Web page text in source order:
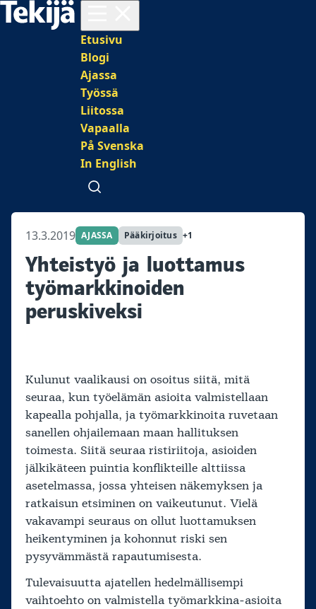
Päävalikko
Etusivu
Blogi
Ajassa
Työssä
Liitossa
Vapaalla
På Svenska
In English
Avaa haku
13.3.2019 AJASSA Pääkirjoitus +1
Yhteistyö ja luottamus
työmarkkinoiden
peruskiveksi
Kulunut vaalikausi on osoitus siitä, mitä
seuraa, kun työelämän asioita valmistellaan
kapealla pohjalla, ja työmarkkinoita ruvetaan
sanellen ohjailemaan maan hallituksen
toimesta. Siitä seuraa ristiriitoja, asioiden
jälkikäteen puintia konflikteille alttiissa
asetelmassa, jossa yhteisen näkemyksen ja
ratkaisun etsiminen on vaikeutunut. Vielä
vakavampi seuraus on ollut luottamuksen
heikentyminen ja kohonnut riski sen
pysyvämmästä rapautumisesta.
Tulevaisuutta ajatellen hedelmällisempi
vaihtoehto on valmistella työmarkkina-asioita